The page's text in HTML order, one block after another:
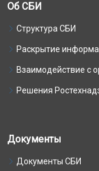
Об СБИ
Структура СБИ
Раскрытие
Взаимодействие с
Решения
Документы
Документы СБИ